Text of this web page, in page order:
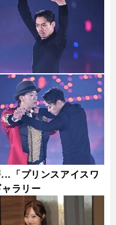
「プリンスアイスワ
ラリー